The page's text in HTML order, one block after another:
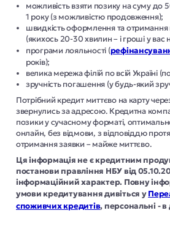
можливість взяти позику на суму до
1 року (з можливістю продовження);
швидкість оформлення та отримання
(якихось 20-30 хвилин – і гроші у вас
програми лояльності (
років);
велика мережа філій по всій Україні
зручність погашення (у будь-який
Потрібний кредит миттєво на карту
звернулись за адресою. Кредитна
позики у сучасному форматі,
онлайн, без відмови, з відповіддю
отримання заявки – майже миттєво.
Ця інформація не є кредитним
постанови правління НБУ від
інформаційний характер. Повну
умови кредитування дивіться у
споживчих кредитів, персональні - в